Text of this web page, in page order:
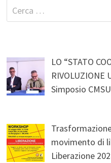
Ricerca
per:
LO “STATO
RIVOLUZIONE
Simposio CMSU
movimento di
Liberazione